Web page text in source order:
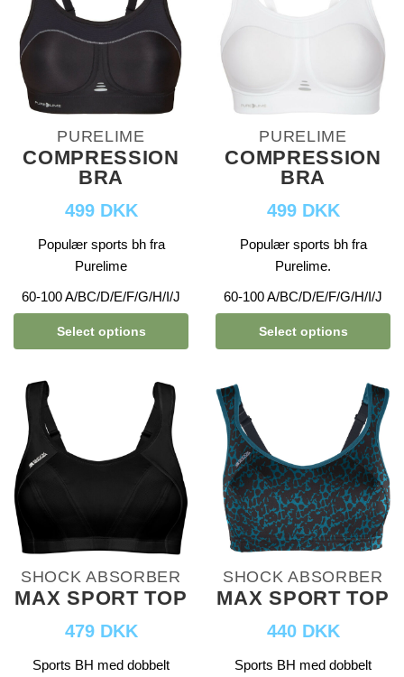
PURELIME
COMPRESSION
BRA
499 DKK
Populær sports bh fra
Purelime
60-100 A/BC/D/E/F/G/H/I/J
Select options
PURELIME
COMPRESSION
BRA
499 DKK
Populær sports bh fra
Purelime.
60-100 A/BC/D/E/F/G/H/I/J
Select options
SHOCK ABSORBER
MAX SPORT TOP
479 DKK
Sports BH med dobbelt
SHOCK ABSORBER
MAX SPORT TOP
440 DKK
Sports BH med dobbelt